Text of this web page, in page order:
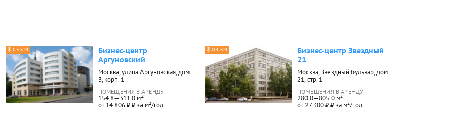
0.3 КМ
Бизнес-центр
Аргуновский
Москва, улица Аргуновская, дом
3, корп. 1
ПОМЕЩЕНИЯ В АРЕНДУ
154.8—311.0 м²
от 14 806 ₽ ₽ за м²/год
0.4 КМ
Бизнес-центр Звездный
21
Москва, Звёздный бульвар, дом
21, стр. 1
ПОМЕЩЕНИЯ В АРЕНДУ
280.0—805.0 м²
от 27 300 ₽ ₽ за м²/год